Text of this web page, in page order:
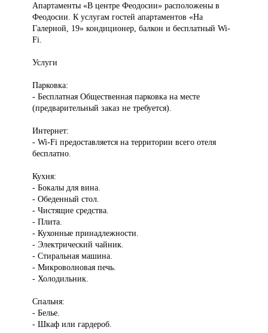
Апартаменты «Вцентре Феодосии» расположены в
Феодосии. К услугам гостей апартаментов «На
Галерной, 19» кондиционер, балкон и бесплатный Wi-
Fi.
Услуги
Парковка:
- Бесплатная Общественная парковка на месте
(предварительный заказ не требуется).
Интернет:
- Wi-Fi предоставляется на территории всего отеля
бесплатно.
Кухня:
- Бокалы для вина.
- Обеденный стол.
- Чистящие средства.
- Плита.
- Кухонные принадлежности.
- Электрический чайник.
- Стиральная машина.
- Микроволновая печь.
- Холодильник.
Спальня:
- Белье.
- Шкаф или гардероб.